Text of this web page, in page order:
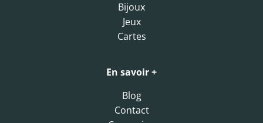
Bijoux
Jeux
Cartes
En savoir +
Blog
Contact